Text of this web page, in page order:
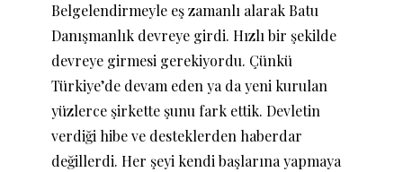
Belgelendirmeyle eş zamanlı alarak Batu
Danışmanlık devreye girdi. Hızlı bir şekilde
devreye girmesi gerekiyordu. Çünkü
Türkiye’de devam eden ya da yeni kurulan
yüzlerce şirkette şunu fark ettik. Devletin
verdiği hibe ve desteklerden haberdar
değillerdi. Her şeyi kendi başlarına yapmaya